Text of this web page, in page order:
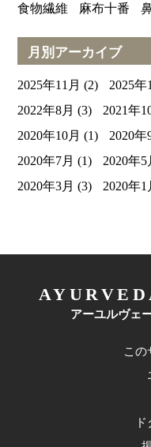
食物繊維
麻布十番
月別アーカイブ
2025年11月 (2) 2025年
2022年8月 (3) 2021年
2020年10月 (1) 2020年
2020年7月 (1) 2020年5
2020年3月 (3) 2020年1
アーユルヴェ
この